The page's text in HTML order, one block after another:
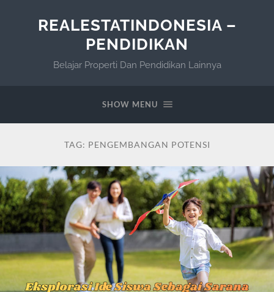
REALESTATINDONESIA –
PENDIDIKAN
Belajar Properti Dan Pendidikan Lainnya
SHOW MENU
TAG: PENGEMBANGAN POTENSI